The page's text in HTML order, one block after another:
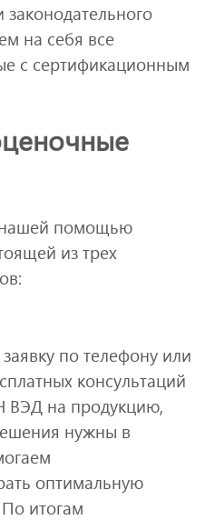
на себя все
с сертификационным
нашей помощью
из трех
по телефону или
консультаций
ВЭД на продукцию,
нужны в
оптимальную
итогам